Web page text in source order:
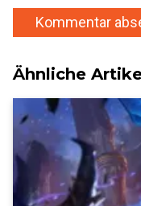
Kommentar
Ähnliche